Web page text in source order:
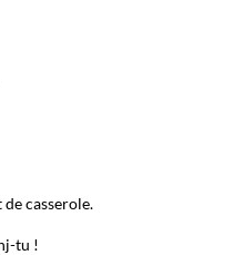
casserole.
tu !